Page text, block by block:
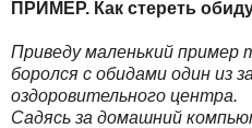
ПРИМЕР. Как стереть
Приведу маленький пример
боролся с обидами один из
оздоровительного центра.
Садясь за домашний